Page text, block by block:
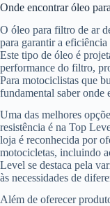
Onde encontrar óleo
O óleo para filtro de ar
para garantir a
Este tipo de óleo é
performance do filtro,
Para motociclistas que
fundamental saber onde
Uma das melhores
resistência é na Top
loja é reconhecida por
motocicletas, incluindo
Level se destaca pela
às necessidades de
Além de oferecer